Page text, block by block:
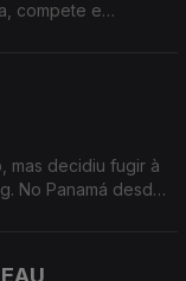
compete e
mas decidiu fugir à
No Panamá desde